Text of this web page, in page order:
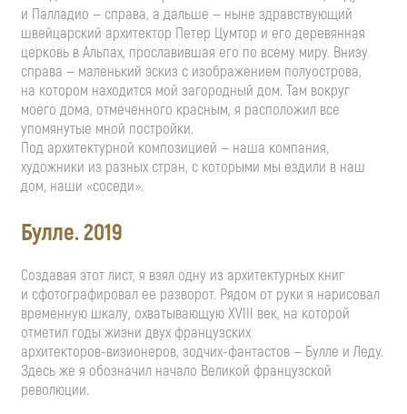
и Палладио — справа, а дальше — ныне здравствующий
швейцарский архитектор Петер Цумтор и его деревянная
церковь в Альпах, прославившая его по всему миру. Внизу
справа — маленький эскиз с изображением полуострова,
на котором находится мой загородный дом. Там вокруг
моего дома, отмеченного красным, я расположил все
упомянутые мной постройки.
Под архитектурной композицией — наша компания,
художники из разных стран, с которыми мы ездили в наш
дом, наши «соседи».
Булле. 2019
Создавая этот лист, я взял одну из архитектурных книг
и сфотографировал ее разворот. Рядом от руки я нарисовал
временную шкалу, охватывающую XVIII век, на которой
отметил годы жизни двух французских
архитекторов-визионеров, зодчих-фантастов — Булле и Леду.
Здесь же я обозначил начало Великой французской
революции.